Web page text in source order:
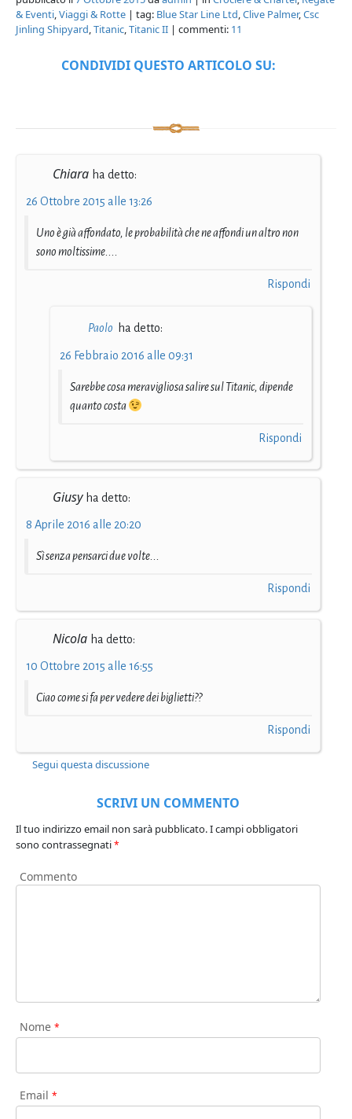
& Eventi,Viaggi & Rotte | tag: Blue Star Line Ltd,Clive Palmer,Csc
Jinling Shipyard,Titanic,Titanic II | commenti: 11
CONDIVIDI QUESTO ARTICOLO SU:
Chiara ha detto:
26 Ottobre 2015 alle 13:26
Uno è già affondato, le probabilità che ne affondi un altro non
sono moltissime....
Rispondi
Paolo ha detto:
26 Febbraio 2016 alle 09:31
Sarebbe cosa meravigliosa salire sul Titanic, dipende
quanto costa
Rispondi
Giusy ha detto:
8 Aprile 2016 alle 20:20
Sì senza pensarci due volte...
Rispondi
Nicola ha detto:
10 Ottobre 2015 alle 16:55
Ciao come si fa per vedere dei biglietti??
Rispondi
Segui questa discussione
SCRIVI UN COMMENTO
Il tuo indirizzo email non sarà pubblicato.I campi obbligatori
sono contrassegnati*
Commento
Nome *
Email *